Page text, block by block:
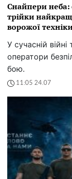
Снайпери неба:
трійки
ворожої
У сучасній
оператори
бою.
11:05 24.07